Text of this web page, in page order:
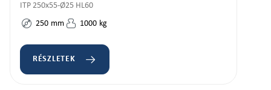
ITP 250x55-Ø25 HL60
250 mm 1000 kg
RÉSZLETEK